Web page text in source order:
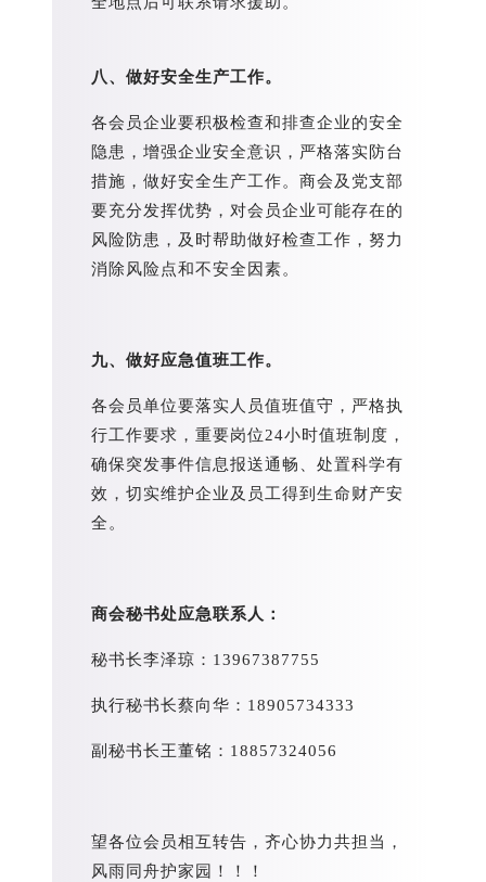
八、做好安全生产工作。
各会员企业要积极检查和排查企业的安全
隐患，增强企业安全意识，严格落实防台
措施，做好安全生产工作。商会及党支部
要充分发挥优势，对会员企业可能存在的
风险防患，及时帮助做好检查工作，努力
消除风险点和不安全因素。
九、做好应急值班工作。
各会员单位要落实人员值班值守，严格执
行工作要求，重要岗位24小时值班制度，
确保突发事件信息报送通畅、处置科学有
效，切实维护企业及员工得到生命财产安
全。
商会秘书处应急联系人：
秘书长李泽琼：13967387755
执行秘书长蔡向华：18905734333
副秘书长王董铭：18857324056
望各位会员相互转告，齐心协力共担当，
风雨同舟护家园！！！